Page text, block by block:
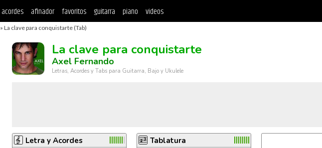
acordes afinador favoritos guitarra piano videos
» La clave para conquistarte (Tab)
La clave para conquistarte
Axel Fernando
Letras, Acordes y Tabs para Guitarra, Bajo y Ukulele
Letra y Acordes Tablatura